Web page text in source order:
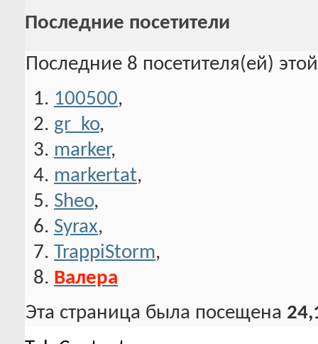
Последние посетители
Последние 8 посетителя(ей)
100500,
gr_ko,
marker,
markertat,
Sheo,
Syrax,
TrappiStorm,
Валера
Эта страница была посещена